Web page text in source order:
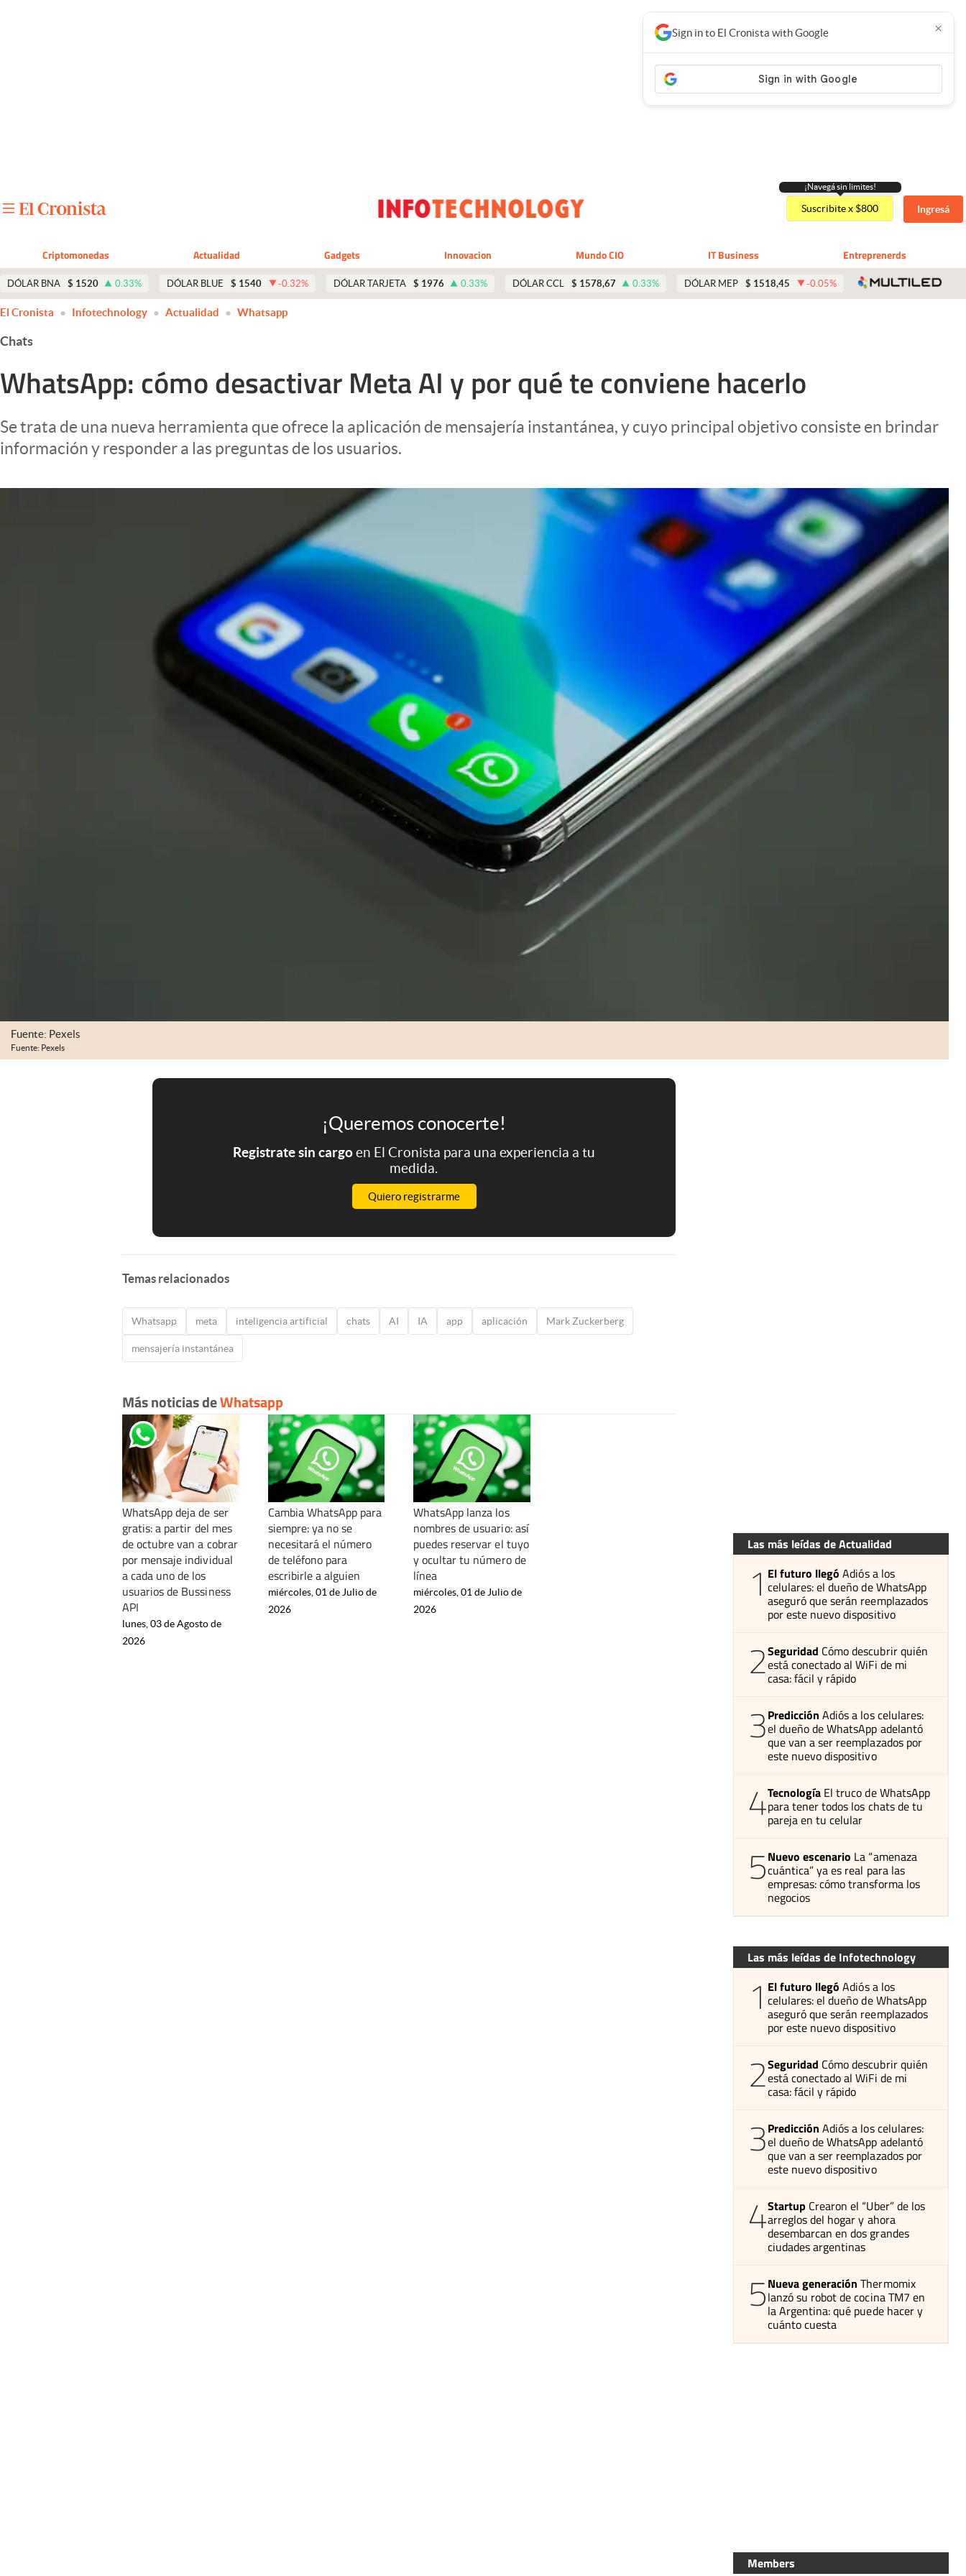
Apertura
Clima
¡Navegá sin limites!
Suscribite x $800 Ingresá
Criptomonedas Actualidad Gadgets Innovacion Mundo CIO IT Business Entreprenerds
DÓLAR BNA $ 1520 0.33% DÓLAR BLUE $ 1540 -0.32% DÓLAR TARJETA $ 1976 0.33% DÓLAR CCL $ 1578,67 0.33% DÓLAR MEP $ 1518,45 -0.05%
Sign in to El Cronista with Google ×
El Cronista Infotechnology Actualidad Whatsapp
Chats
WhatsApp: cómo desactivar Meta AI y por qué te conviene hacerlo
Se trata de una nueva herramienta que ofrece la aplicación de mensajería instantánea, y cuyo principal objetivo consiste en brindar
información y responder a las preguntas de los usuarios.
Fuente: Pexels
Fuente: Pexels
¡Queremos conocerte!
Registrate sin cargoen El Cronista para una experiencia a tu
medida.
Quiero registrarme
Temas relacionados
Whatsapp meta inteligencia artificial chats AI IA app aplicación Mark Zuckerberg
mensajería instantánea
Más noticias deWhatsapp
WhatsApp deja de ser
gratis: a partir del mes
de octubre van a cobrar
por mensaje individual
a cada uno de los
usuarios de Bussiness
API
lunes, 03 de Agosto de
2026
Cambia WhatsApp para
siempre: ya no se
necesitará el número
de teléfono para
escribirle a alguien
miércoles, 01 de Julio de
2026
WhatsApp lanza los
nombres de usuario: así
puedes reservar el tuyo
y ocultar tu número de
línea
miércoles, 01 de Julio de
2026
Las más leídas de Actualidad
1 El futuro llegó Adiós a los
celulares: el dueño de WhatsApp
aseguró que serán reemplazados
por este nuevo dispositivo
2Seguridad Cómo descubrir quién
está conectado al WiFi de mi
casa: fácil y rápido
3Predicción Adiós a los celulares:
el dueño de WhatsApp adelantó
que van a ser reemplazados por
este nuevo dispositivo
4Tecnología El truco de WhatsApp
para tener todos los chats de tu
pareja en tu celular
5Nuevo escenario La “amenaza
cuántica” ya es real para las
empresas: cómo transforma los
negocios
Las más leídas de Infotechnology
1 El futuro llegó Adiós a los
celulares: el dueño de WhatsApp
aseguró que serán reemplazados
por este nuevo dispositivo
2Seguridad Cómo descubrir quién
está conectado al WiFi de mi
casa: fácil y rápido
3Predicción Adiós a los celulares:
el dueño de WhatsApp adelantó
que van a ser reemplazados por
este nuevo dispositivo
4Startup Crearon el “Uber” de los
arreglos del hogar y ahora
desembarcan en dos grandes
ciudades argentinas
5Nueva generación Thermomix
lanzó su robot de cocina TM7 en
la Argentina: qué puede hacer y
cuánto cuesta
Members